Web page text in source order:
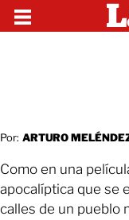
Por: ARTURO
Como en una
apocalíptica que se
calles de un pueblo